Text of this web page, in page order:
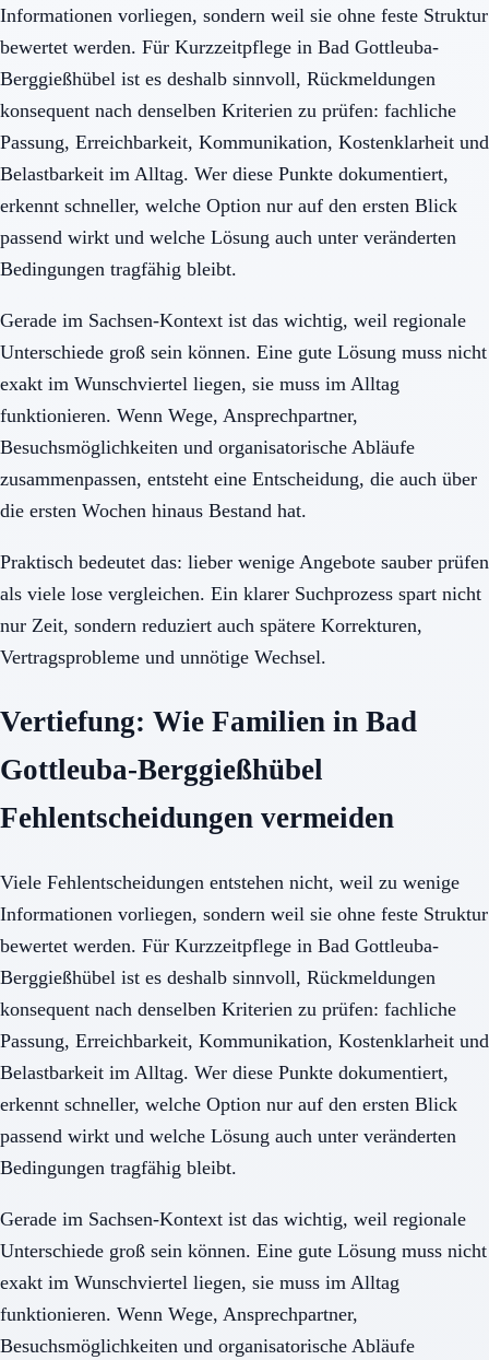
Informationen vorliegen, sondern weil sie ohne feste Struktur
bewertet werden. Für Kurzzeitpflege in Bad Gottleuba-
Berggießhübel ist es deshalb sinnvoll, Rückmeldungen
konsequent nach denselben Kriterien zu prüfen: fachliche
Passung, Erreichbarkeit, Kommunikation, Kostenklarheit und
Belastbarkeit im Alltag. Wer diese Punkte dokumentiert,
erkennt schneller, welche Option nur auf den ersten Blick
passend wirkt und welche Lösung auch unter veränderten
Bedingungen tragfähig bleibt.
Gerade im Sachsen-Kontext ist das wichtig, weil regionale
Unterschiede groß sein können. Eine gute Lösung muss nicht
exakt im Wunschviertel liegen, sie muss im Alltag
funktionieren. Wenn Wege, Ansprechpartner,
Besuchsmöglichkeiten und organisatorische Abläufe
zusammenpassen, entsteht eine Entscheidung, die auch über
die ersten Wochen hinaus Bestand hat.
Praktisch bedeutet das: lieber wenige Angebote sauber prüfen
als viele lose vergleichen. Ein klarer Suchprozess spart nicht
nur Zeit, sondern reduziert auch spätere Korrekturen,
Vertragsprobleme und unnötige Wechsel.
Vertiefung: Wie Familien in Bad
Gottleuba-Berggießhübel
Fehlentscheidungen vermeiden
Viele Fehlentscheidungen entstehen nicht, weil zu wenige
Informationen vorliegen, sondern weil sie ohne feste Struktur
bewertet werden. Für Kurzzeitpflege in Bad Gottleuba-
Berggießhübel ist es deshalb sinnvoll, Rückmeldungen
konsequent nach denselben Kriterien zu prüfen: fachliche
Passung, Erreichbarkeit, Kommunikation, Kostenklarheit und
Belastbarkeit im Alltag. Wer diese Punkte dokumentiert,
erkennt schneller, welche Option nur auf den ersten Blick
passend wirkt und welche Lösung auch unter veränderten
Bedingungen tragfähig bleibt.
Gerade im Sachsen-Kontext ist das wichtig, weil regionale
Unterschiede groß sein können. Eine gute Lösung muss nicht
exakt im Wunschviertel liegen, sie muss im Alltag
funktionieren. Wenn Wege, Ansprechpartner,
Besuchsmöglichkeiten und organisatorische Abläufe